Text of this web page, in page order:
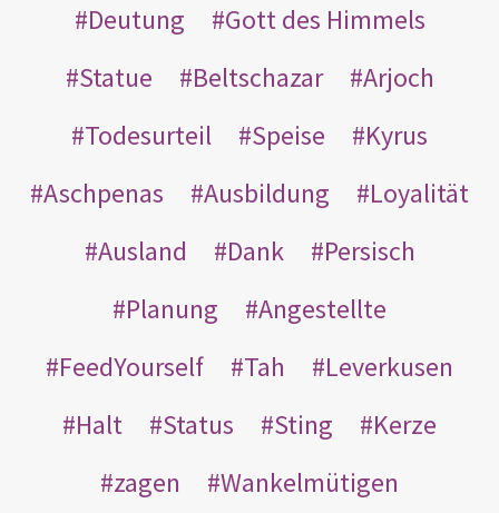
Deutung
Gott des Himmels
Statue
Beltschazar
Arjoch
Todesurteil
Speise
Kyrus
Aschpenas
Ausbildung
Loyalität
Ausland
Dank
Persisch
Planung
Angestellte
FeedYourself
Tah
Leverkusen
Halt
Status Sting
Kerze
zagen
Wankelmütigen